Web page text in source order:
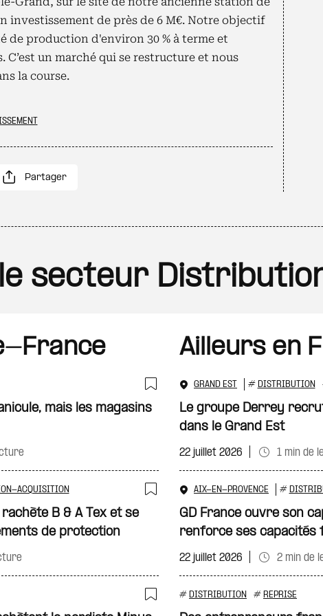
investissement de près de 6 M€. Notre objectif
de production d'environ 30 % à terme et
C’est un marché qui se restructure et nous
la course.
Partager
secteur
France
Ajouter à ma
mais les magasins
ACQUISITION
Ajouter à ma
B & A Tex et se
de protection
Ailleurs en
GRAND EST # DISTRIBUTION
Le groupe Derrey
dans le Grand Est
22 juillet 2026 1 min de
AIX-EN-PROVENCE #
GD France ouvre son
renforce ses capacités
22 juillet 2026 2 min de
# DISTRIBUTION # REPRISE